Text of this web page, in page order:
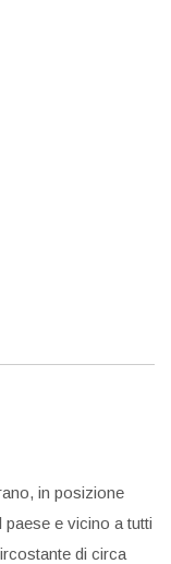
in posizione
e vicino a tutti
di circa